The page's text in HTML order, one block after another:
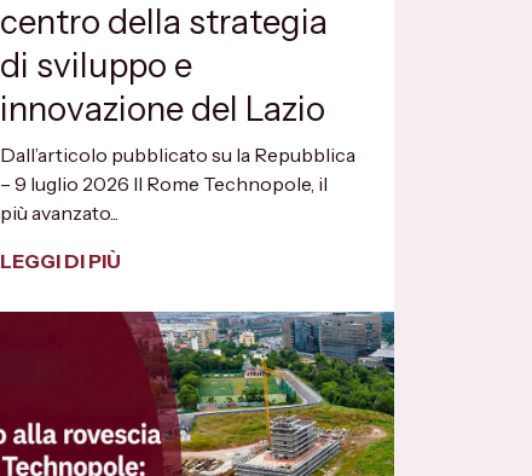
centro della strategia
di sviluppo e
innovazione del Lazio
Dall’articolo pubblicato su la Repubblica
– 9 luglio 2026 Il Rome Technopole, il
più avanzato...
LEGGI DI PIÙ